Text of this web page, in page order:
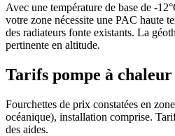
Avec une température de base de -
votre zone nécessite une PAC haute
des radiateurs fonte existants. La
pertinente en altitude.
Tarifs pompe à chaleur
Fourchettes de prix constatées en zone
océanique), installation comprise.
des aides.